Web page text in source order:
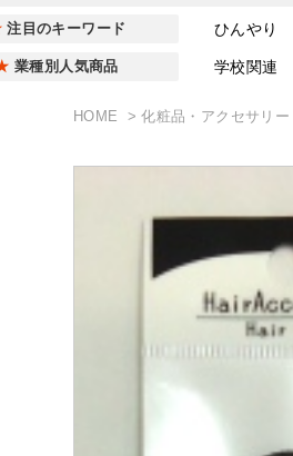
注目のキーワード ひんやり
業種別人気商品 学校関連
HOME 化粧品・アクセサリー